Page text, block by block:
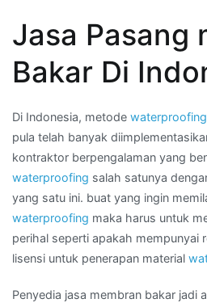
harga
di
BANDUNG
Jasa Pasang
Bakar Di
Di Indonesia, metode waterproofing
pula telah banyak
kontraktor berpengalaman yang
waterproofing salah satunya
yang satu ini. buat yang ingin
waterproofing maka harus untuk
perihal seperti apakah mempunyai
lisensi untuk penerapan material
Penyedia jasa membran bakar jadi